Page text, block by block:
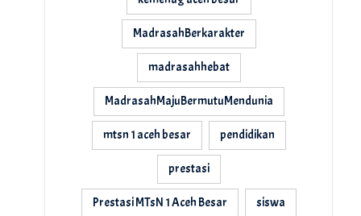
MadrasahBerkarakter
madrasahhebat
MadrasahMajuBermutuMendunia
mtsn 1 aceh besar pendidikan
prestasi
Prestasi MTsN 1 Aceh Besar siswa